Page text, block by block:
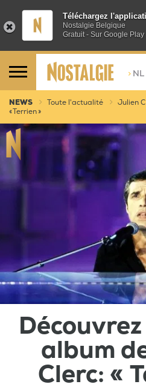
Téléchargez
Nostalgie Belgique
Gratuit - Sur Google Play
> NL
NEWS Toute l'actualité
Julien
« Terrien »
album
Clerc: «